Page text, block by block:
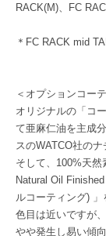
RACK(M)、FC
＊FC RACK mid
＜オプションコー
オリジナルの「コ
て亜麻仁油を主成
スのWATCO社の
そして、100%天
Natural Oil
ルコーティング)
色目は近いですが
やや発生し易い傾